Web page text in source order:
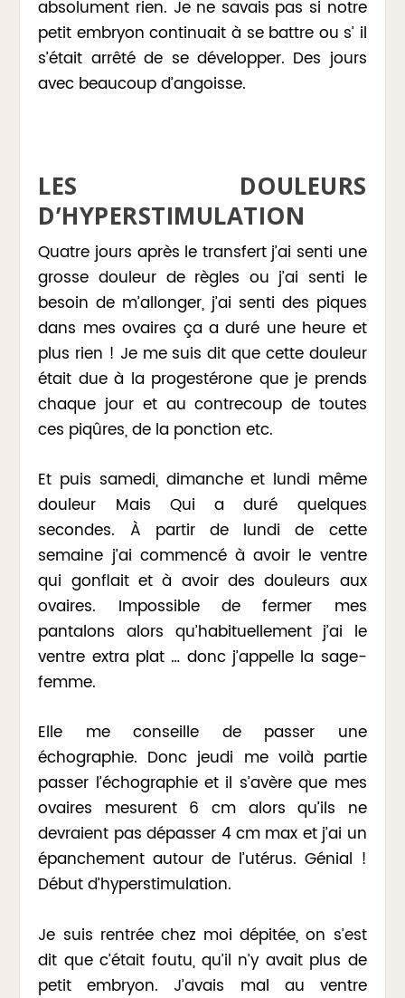
absolument rien. Je ne savais pas si notre
petit embryon continuait à se battre ou s’ il
s’était arrêté de se développer. Des jours
avec beaucoup d’angoisse.
LES DOULEURS
D’HYPERSTIMULATION
Quatre jours après le transfert j’ai senti une
grosse douleur de règles ou j’ai senti le
besoin de m’allonger, j’ai senti des piques
dans mes ovaires ça a duré une heure et
plus rien ! Je me suis dit que cette douleur
était due à la progestérone que je prends
chaque jour et au contrecoup de toutes
ces piqûres, de la ponction etc.
Et puis samedi, dimanche et lundi même
douleur Mais Qui a duré quelques
secondes. À partir de lundi de cette
semaine j’ai commencé à avoir le ventre
qui gonflait et à avoir des douleurs aux
ovaires. Impossible de fermer mes
pantalons alors qu’habituellement j’ai le
ventre extra plat … donc j’appelle la sage-
femme.
Elle me conseille de passer une
échographie. Donc jeudi me voilà partie
passer l’échographie et il s’avère que mes
ovaires mesurent 6 cm alors qu’ils ne
devraient pas dépasser 4 cm max et j’ai un
épanchement autour de l’utérus. Génial !
Début d’hyperstimulation.
Je suis rentrée chez moi dépitée, on s’est
dit que c’était foutu, qu’il n’y avait plus de
petit embryon. J’avais mal au ventre